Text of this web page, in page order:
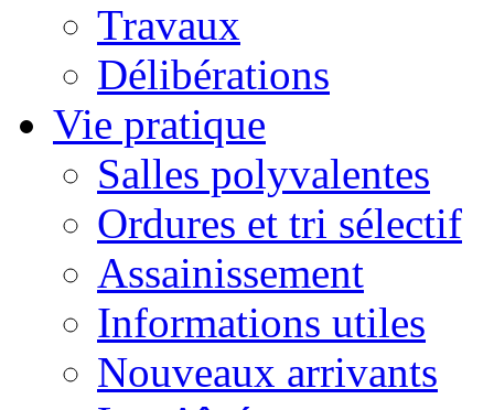
Travaux
Délibérations
Vie pratique
Salles polyvalentes
Ordures et tri sélectif
Assainissement
Informations utiles
Nouveaux arrivants